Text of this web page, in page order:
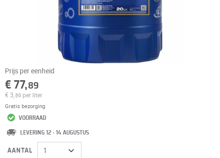
Prijs per eenheid
€ 77,89
€ 3,89 per liter
Gratis bezorging
VOORRAAD
LEVERING 12 - 14 AUGUSTUS
AANTAL